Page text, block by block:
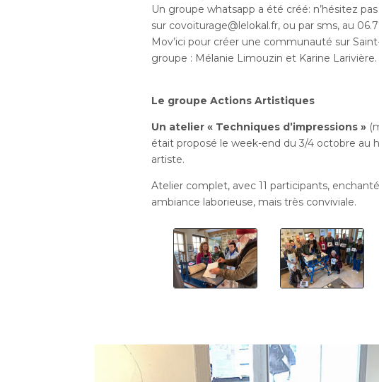
Un groupe whatsapp a été créé: n’hésitez
sur covoiturage@lelokal.fr, ou par sms, au
Mov’ici pour créer une communauté sur
groupe : Mélanie Limouzin et Karine Larivière.
Le groupe Actions Artistiques
Un atelier « Techniques d’impressions »
était proposé le week-end du 3/4 octobre au
artiste.
Atelier complet, avec 11 participants,
ambiance laborieuse, mais très conviviale.